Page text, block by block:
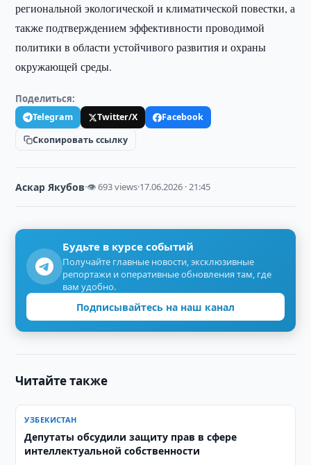
региональной экологической и климатической повестки, а
также подтверждением эффективности проводимой
политики в области устойчивого развития и охраны
окружающей среды.
Поделиться:
Telegram Twitter/X
Facebook
Скопировать ссылку
Аскар Якубов·👁 693 views·17.06.2026 · 21:45
Будьте в курсе событий
Получайте главные новости, эксклюзивные
репортажи и оперативные обновления там, где
вам удобно.
Подписывайтесь на наш канал
Читайте также
УЗБЕКИСТАН
Депутаты обсудили защиту прав в сфере
интеллектуальной собственности